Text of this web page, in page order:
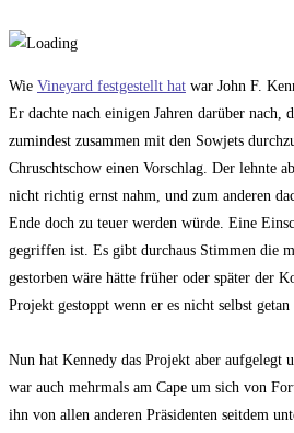
Wie Vineyard festgestellt hat war John F.
Er dachte nach einigen Jahren darüber nach,
zumindest zusammen mit den Sowjets
Chruschtschow einen Vorschlag. Der lehnte
nicht richtig ernst nahm, und zum anderen
Ende doch zu teuer werden würde. Eine
gegriffen ist. Es gibt durchaus Stimmen die
gestorben wäre hätte früher oder später der
Projekt gestoppt wenn er es nicht selbst getan
Nun hat Kennedy das Projekt aber
war auch mehrmals am Cape um sich von
ihn von allen anderen Präsidenten seitdem